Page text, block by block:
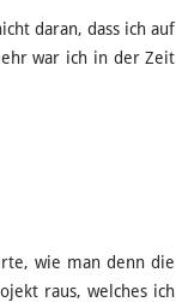
daran, dass ich auf
war ich in der Zeit
wie man denn die
raus, welches ich